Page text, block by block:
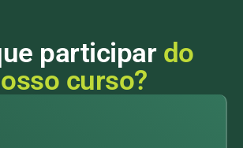
participardo
curso?